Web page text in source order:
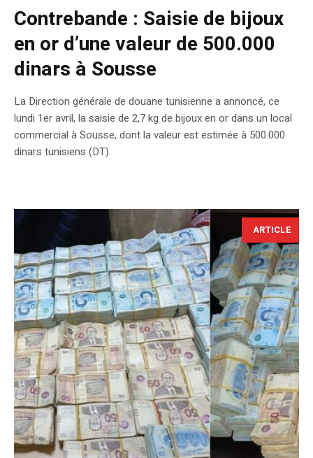
Contrebande : Saisie de bijoux
en or d’une valeur de 500.000
dinars à Sousse
La Direction générale de douane tunisienne a annoncé, ce
lundi 1er avril, la saisie de 2,7 kg de bijoux en or dans un local
commercial à Sousse, dont la valeur est estimée à 500.000
dinars tunisiens (DT).
ARTICLE